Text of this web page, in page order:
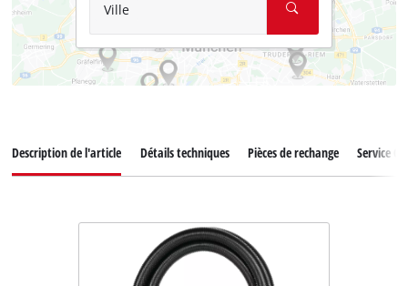
Ville
Description de l'article Détails techniques Pièces de rechange Service